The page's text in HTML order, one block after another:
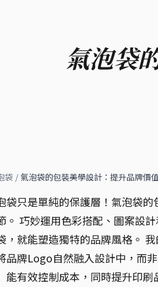
氣泡袋
袋 / 氣泡袋的包裝美學設計：提升品牌價
袋只是單純的保護層！氣泡袋
。 巧妙運用色彩搭配、圖案設
，就能塑造獨特的品牌風格。
品牌Logo自然融入設計中，而
能有效控制成本，同時提升印